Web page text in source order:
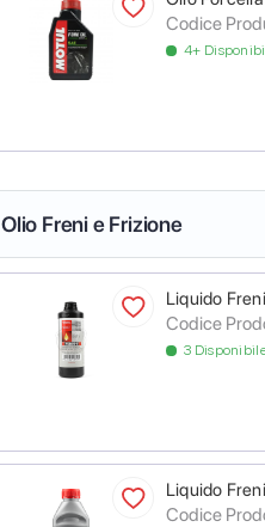
Codice
4+
Olio Freni e Frizione
Liquido
Codice
3
Liquido
Codice